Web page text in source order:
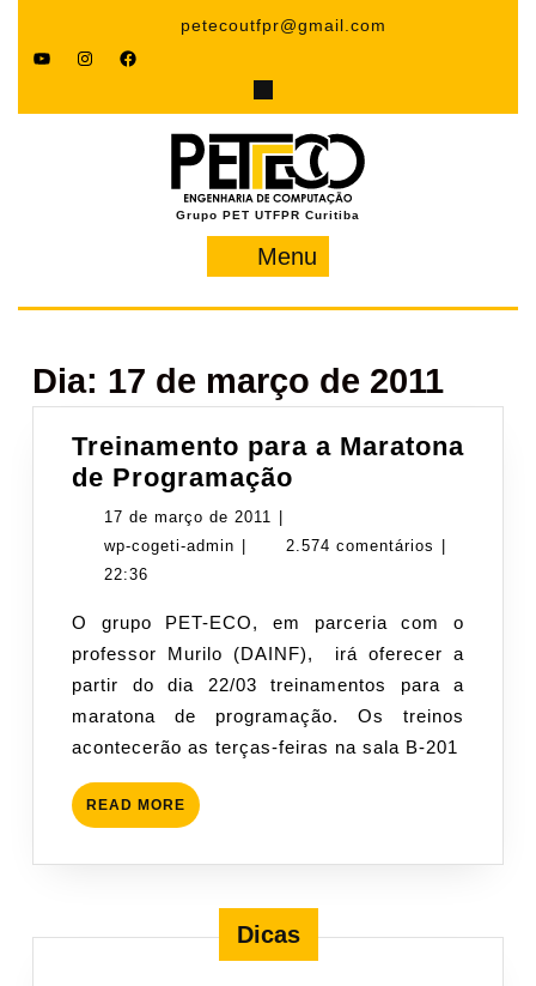
petecoutfpr@gmail.com
YouTubeInstagramFacebook
Grupo PET UTFPR Curitiba
Menu
Dia: 17 de março de 2011
Treinamento para a Maratona
de Programação
a
Programação
17 de março de 2011
17
de
2011
wp-cogeti-admin wp-
2.574 comentários
22:36
O grupo PET-ECO, em parceria com o
professor Murilo (DAINF), irá oferecer a
partir do dia 22/03 treinamentos para a
maratona de programação. Os treinos
acontecerão as terças-feiras na sala B-201
READ MORE READ
MORE
Dicas